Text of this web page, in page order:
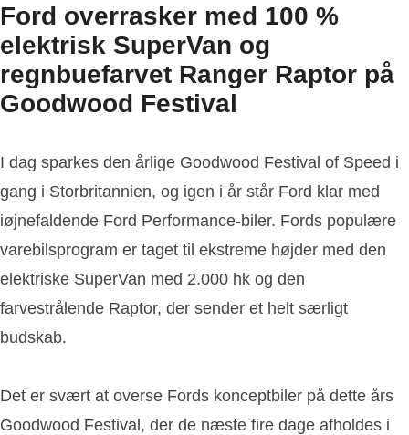
Ford overrasker med 100 %
elektrisk SuperVan og
regnbuefarvet Ranger Raptor på
Goodwood Festival
I dag sparkes den årlige Goodwood Festival of Speed i
gang i Storbritannien, og igen i år står Ford klar med
iøjnefaldende Ford Performance-biler. Fords populære
varebilsprogram er taget til ekstreme højder med den
elektriske SuperVan med 2.000 hk og den
farvestrålende Raptor, der sender et helt særligt
budskab.
Det er svært at overse Fords konceptbiler på dette års
Goodwood Festival, der de næste fire dage afholdes i